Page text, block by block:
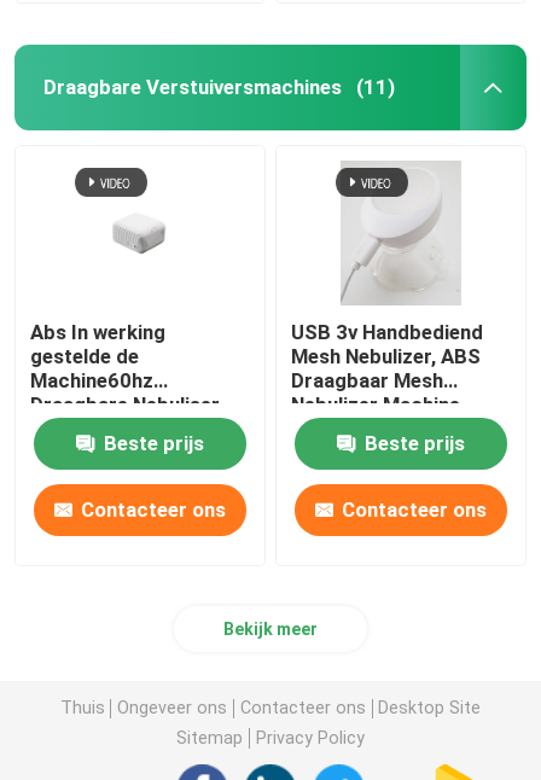
Draagbare Verstuiversmachines (11)
Abs In werking
gestelde de
Machine60hz
Draagbare Nebuliser
Batterij van de Metaal
Navulbare Verstuiver
Beste prijs
Contacteer ons
USB 3v Handbediend
Mesh Nebulizer, ABS
Draagbaar Mesh
Nebulizer Machine
Beste prijs
Contacteer ons
Bekijk meer
Thuis Ongeveer ons Contacteer ons
Desktop Site
Sitemap
Privacy Policy